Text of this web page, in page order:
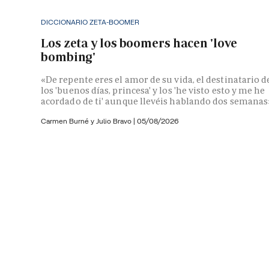
DICCIONARIO ZETA-BOOMER
Los zeta y los boomers hacen 'love
bombing'
«De repente eres el amor de su vida, el destinatario
los 'buenos días, princesa' y los 'he visto esto y me he
acordado de ti' aunque llevéis hablando dos
Carmen Burné y Julio Bravo | 05/08/2026